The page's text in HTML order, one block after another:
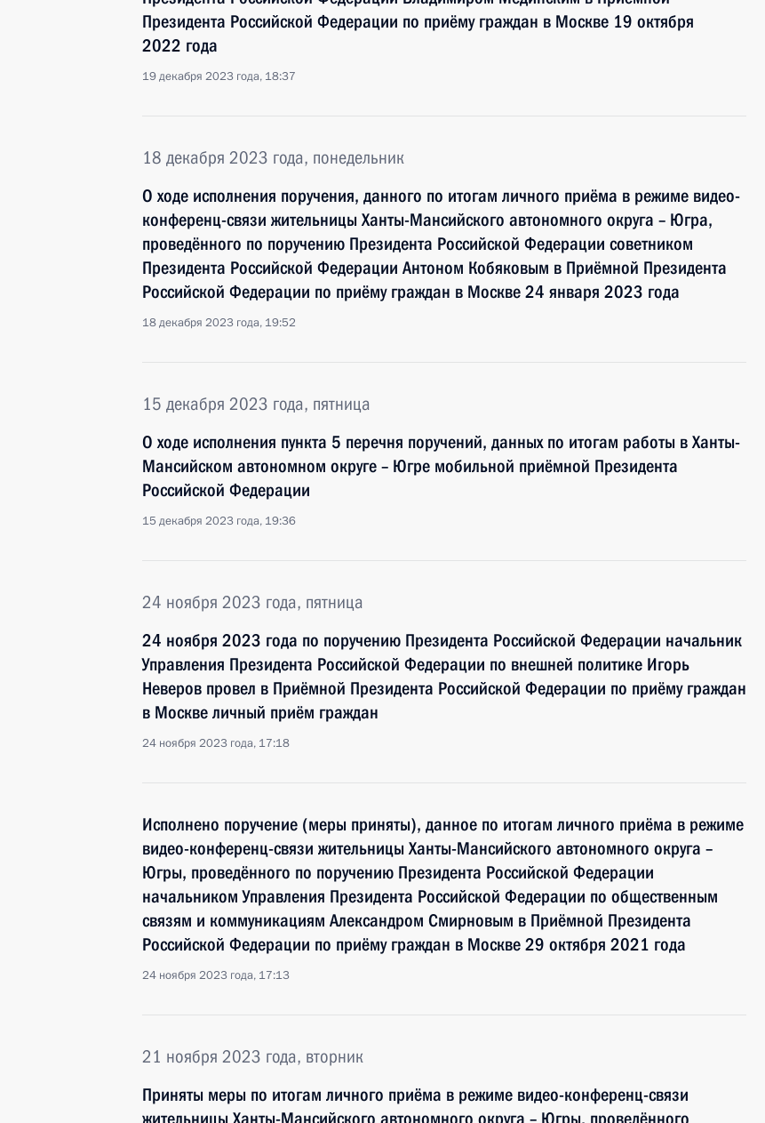
Президента Российской Федерации по приёму граждан в Москве 19 октября
2022 года
19 декабря 2023 года, 18:37
18 декабря 2023 года, понедельник
О ходе исполнения поручения, данного по итогам личного приёма в режиме видео-
конференц-связи жительницы Ханты-Мансийского автономного округа – Югра,
проведённого по поручению Президента Российской Федерации советником
Президента Российской Федерации Антоном Кобяковым в Приёмной Президента
Российской Федерации по приёму граждан в Москве 24 января 2023 года
18 декабря 2023 года, 19:52
15 декабря 2023 года, пятница
О ходе исполнения пункта 5 перечня поручений, данных по итогам работы в Ханты-
Мансийском автономном округе – Югре мобильной приёмной Президента
Российской Федерации
15 декабря 2023 года, 19:36
24 ноября 2023 года, пятница
24 ноября 2023 года по поручению Президента Российской Федерации начальник
Управления Президента Российской Федерации по внешней политике Игорь
Неверов провел в Приёмной Президента Российской Федерации по приёму граждан
в Москве личный приём граждан
24 ноября 2023 года, 17:18
Исполнено поручение (меры приняты), данное по итогам личного приёма в режиме
видео-конференц-связи жительницы Ханты-Мансийского автономного округа –
Югры, проведённого по поручению Президента Российской Федерации
начальником Управления Президента Российской Федерации по общественным
связям и коммуникациям Александром Смирновым в Приёмной Президента
Российской Федерации по приёму граждан в Москве 29 октября 2021 года
24 ноября 2023 года, 17:13
21 ноября 2023 года, вторник
Приняты меры по итогам личного приёма в режиме видео-конференц-связи
жительницы Ханты-Мансийского автономного округа – Югры, проведённого